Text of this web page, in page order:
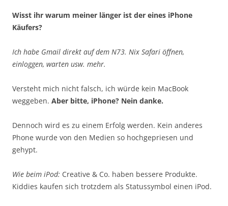
Wisst ihr warum meiner länger ist der eines iPhone
Käufers?
Ich habe Gmail direkt auf dem N73. Nix Safari öffnen,
einloggen, warten usw. mehr.
Versteht mich nicht falsch, ich würde kein MacBook
weggeben. Aber bitte, iPhone? Nein danke.
Dennoch wird es zu einem Erfolg werden. Kein anderes
Phone wurde von den Medien so hochgepriesen und
gehypt.
Wie beim iPod: Creative & Co. haben bessere Produkte.
Kiddies kaufen sich trotzdem als Statussymbol einen iPod.